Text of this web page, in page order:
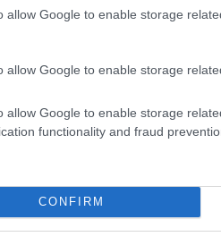
allow Google to enable storage
allow Google to enable storage
allow Google to enable storage
functionality and fraud
CONFIRM